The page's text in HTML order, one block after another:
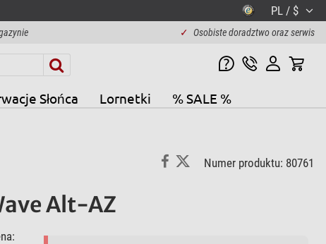
PL / $
✓ Osobiste doradztwo oraz serwis
Słońca Lornetki % SALE %
Numer produktu: 80761
Alt-AZ